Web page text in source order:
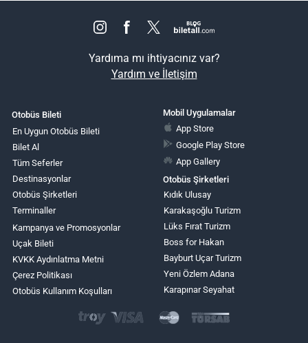
Yardıma mı ihtiyacınız var?
Yardım ve İletişim
Otobüs Bileti
En Uygun Otobüs Bileti
Bilet Al
Tüm Seferler
Destinasyonlar
Otobüs Şirketleri
Terminaller
Kampanya ve Promosyonlar
Uçak Bileti
KVKK Aydınlatma Metni
Çerez Politikası
Otobüs Kullanım Koşulları
Mobil Uygulamalar
App Store
Google Play Store
App Gallery
Otobüs Şirketleri
Kıdık Ulusay
Karakaşoğlu Turizm
Lüks Fırat Turizm
Boss for Hakan
Bayburt Uçar Turizm
Yeni Özlem Adana
Karapınar Seyahat